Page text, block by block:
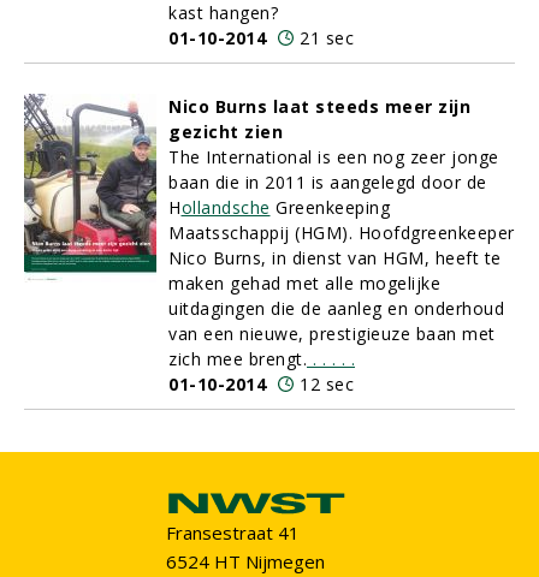
kast hangen?
01-10-2014
21 sec
Nico Burns laat steeds meer zijn
gezicht zien
The International is een nog zeer jonge
baan die in 2011 is aangelegd door de
Hollandsche Greenkeeping
Maatsschappij (HGM). Hoofdgreenkeeper
Nico Burns, in dienst van HGM, heeft te
maken gehad met alle mogelijke
uitdagingen die de aanleg en onderhoud
van een nieuwe, prestigieuze baan met
zich mee brengt. . . . . .
01-10-2014
12 sec
Fransestraat 41
6524 HT Nijmegen